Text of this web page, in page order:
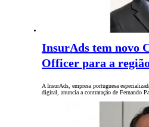
InsurAds tem novo
Officer para a
A InsurAds, empresa portuguesa
digital, anuncia a contratação de Fernando